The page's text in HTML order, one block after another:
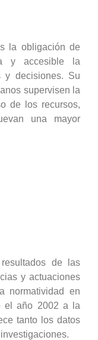
la obligación de
y accesible la
y decisiones. Su
supervisen la
de los recursos,
una mayor
de las
y actuaciones
normatividad en
el año 2002 a la
tanto los datos